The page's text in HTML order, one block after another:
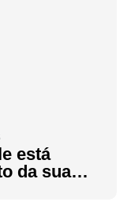
está
da sua